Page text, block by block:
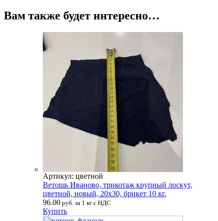
Вам также будет интересно…
Артикул: цветной
Ветошь Иваново, трикотаж крупный лоскут,
цветной, новый, 20х30, брикет 10 кг.
96.00 руб. за 1 кг с НДС
Купить